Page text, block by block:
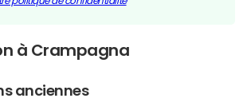
à Crampagna
anciennes